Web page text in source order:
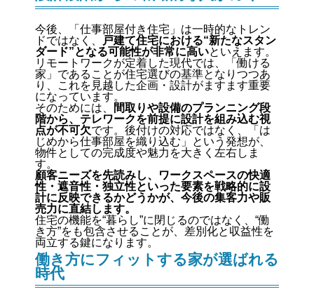
今後、「仕事部屋付き住宅」は一時的なトレン
ドではなく、
戸建て住宅における“新たなスタン
ダード”となる可能性が非常に高いといえます。
リモートワークが定着した現代では、「働ける
家」であることが住宅選びの基準となりつつあ
り、これを見越した企画・設計がますます重要
になっています。
そのためには、
間取りや設備のプランニング段
階から、テレワークを前提に設計を組み込む視
点が不可欠です。後付けの対応ではなく、「は
じめから仕事部屋を織り込む」という発想が、
物件としての完成度や魅力を大きく左右しま
す。
顧客ニーズを先読みし、ワークスペースの快適
性・遮音性・独立性といった要素を戦略的に設
計に反映できるかどうかが、今後の集客力や販
売力に直結します。
住宅の機能を“暮らし”に閉じるのではなく、“働
き方”をも包含させることが、差別化と収益性を
両立する鍵になります。
働き方にフィットする家が選ばれる
時代